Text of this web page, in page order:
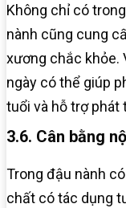
Không chỉ có
nành cũng cung
xương chắc khỏe.
ngày có thể giúp
tuổi và hỗ trợ phát
3.6. Cân bằng
Trong đậu nành
chất có tác dụng